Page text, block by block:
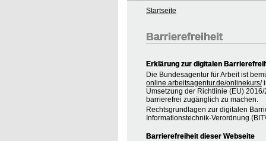
Startseite
Barrierefreiheit
Erklärung zur digitalen
Die Bundesagentur für Arbeit ist
online.arbeitsagentur.de/onlinekurs/
Umsetzung der Richtlinie (EU)
barrierefrei zugänglich zu machen.
Rechtsgrundlagen zur digitalen
Informationstechnik-Verordnung
Barrierefreiheit dieser Webseite